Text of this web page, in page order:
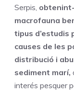
Serpis,
macrofauna
tipus d’estudis
causes de les
distribució i
sediment marí,
interés pesquer